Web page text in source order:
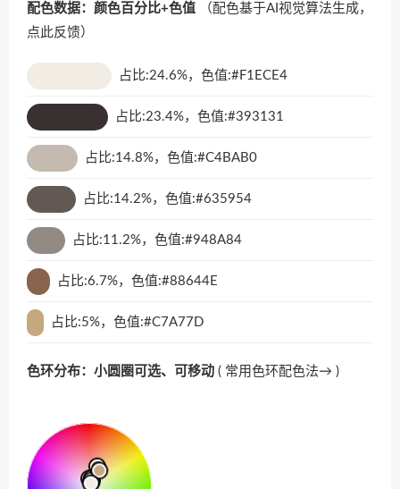
配色数据：颜色百分比+色值 （配色基于AI视觉算法生成，
点此反馈）
占比:24.6%，色值:#F1ECE4
占比:23.4%，色值:#393131
占比:14.8%，色值:#C4BAB0
占比:14.2%，色值:#635954
占比:11.2%，色值:#948A84
占比:6.7%，色值:#88644E
占比:5%，色值:#C7A77D
色环分布：小圆圈可选、可移动 ( 常用色环配色法→ )